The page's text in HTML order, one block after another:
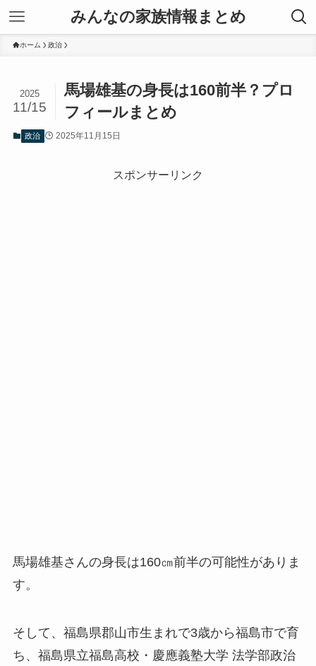
みんなの家族情報まとめ
ホーム 政治
馬場雄基の身長は160前半？プロ
フィールまとめ
2025
11/15
政治 2025年11月15日
スポンサーリンク
馬場雄基さんの身長は160㎝前半の可能性がありま
す。
そして、福島県郡山市生まれで3歳から福島市で育
ち、福島県立福島高校・慶應義塾大学 法学部政治